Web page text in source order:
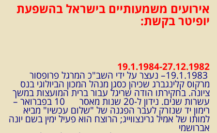
אירועים משמעותיים בישראל בהשפעת
יופיטר בקשת:
19.1.1984-27.12.1982
19.1.1983– נעצר על ידי השב"כ המרגל פרופסור
מרקוס קלינגברג שכיהן כסגן מנהל המכון הביולוגי בנס
ציונה. בחקירתו הודה שריגל עבור ברית המועצות במשך
עשרות שנים. נידון ל-20 שנות מאסר 10 בפברואר –
רימון יד שנזרק לעבר הפגנה של "שלום עכשיו" מביא
למותו של אמיל גרינצווייג; הרוצח הוא פעיל ימין בשם יונה
אברושמי